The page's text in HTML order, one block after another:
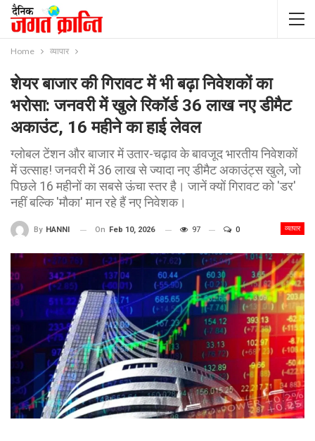
Home व्यापार
शेयर बाजार की गिरावट में भी बढ़ा निवेशकों का
भरोसा: जनवरी में खुले रिकॉर्ड 36 लाख नए डीमैट
अकाउंट, 16 महीने का हाई लेवल
ग्लोबल टेंशन और बाजार में उतार-चढ़ाव के बावजूद भारतीय निवेशकों
में उत्साह! जनवरी में 36 लाख से ज्यादा नए डीमैट अकाउंट्स खुले, जो
पिछले 16 महीनों का सबसे ऊंचा स्तर है। जानें क्यों गिरावट को 'डर'
नहीं बल्कि 'मौका' मान रहे हैं नए निवेशक।
व्यापार
By HANNI On Feb 10, 2026 97 0